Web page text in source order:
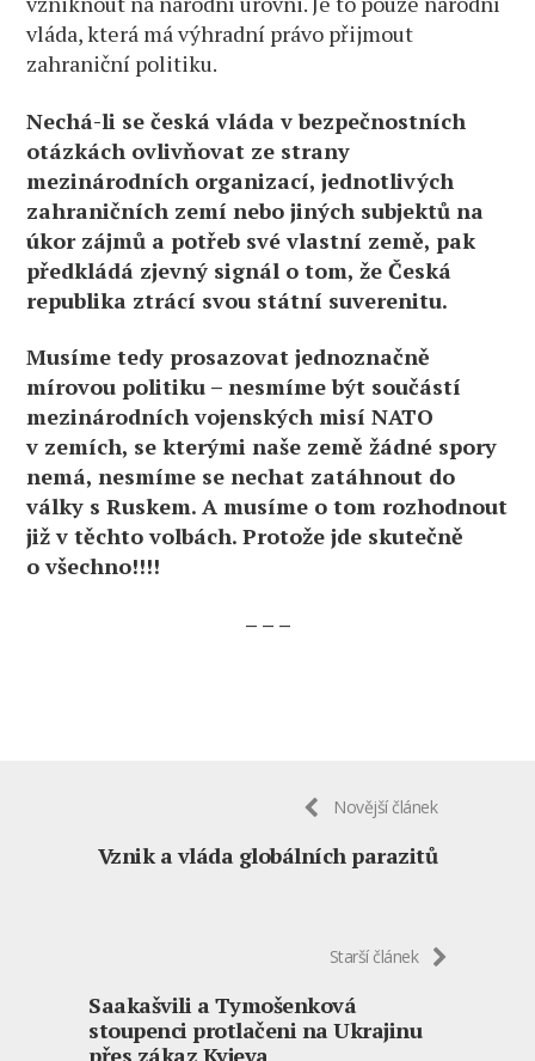
vláda, která má výhradní právo přijmout
zahraniční politiku.
Nechá-li se česká vláda v bezpečnostních
otázkách ovlivňovat ze strany
mezinárodních organizací, jednotlivých
zahraničních zemí nebo jiných subjektů na
úkor zájmů a potřeb své vlastní země, pak
předkládá zjevný signál o tom, že Česká
republika ztrácí svou státní suverenitu.
Musíme tedy prosazovat jednoznačně
mírovou politiku – nesmíme být součástí
mezinárodních vojenských misí NATO
v zemích, se kterými naše země žádné spory
nemá, nesmíme se nechat zatáhnout do
války s Ruskem. A musíme o tom rozhodnout
již v těchto volbách. Protože jde skutečně
o všechno!!!!
– – –
Novější článek
Vznik a vláda globálních parazitů
Starší článek
Saakašvili a Tymošenková
stoupenci protlačeni na Ukrajinu
přes zákaz Kyjeva